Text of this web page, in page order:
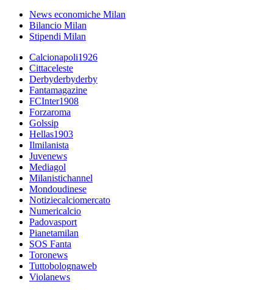
News economiche Milan
Bilancio Milan
Stipendi Milan
Calcionapoli1926
Cittaceleste
Derbyderbyderby
Fantamagazine
FCInter1908
Forzaroma
Golssip
Hellas1903
Ilmilanista
Juvenews
Mediagol
Milanistichannel
Mondoudinese
Notiziecalciomercato
Numericalcio
Padovasport
Pianetamilan
SOS Fanta
Toronews
Tuttobolognaweb
Violanews